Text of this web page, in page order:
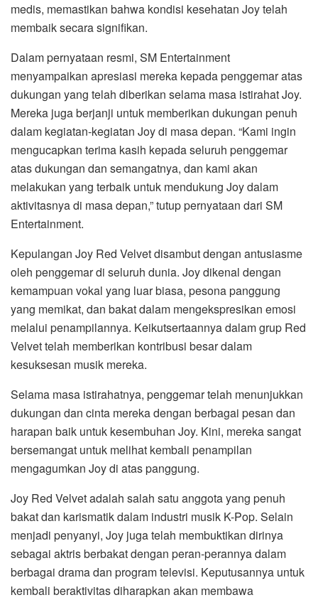
medis, memastikan bahwa kondisi kesehatan Joy telah
membaik secara signifikan.
Dalam pernyataan resmi, SM Entertainment
menyampaikan apresiasi mereka kepada penggemar atas
dukungan yang telah diberikan selama masa istirahat Joy.
Mereka juga berjanji untuk memberikan dukungan penuh
dalam kegiatan-kegiatan Joy di masa depan. “Kami ingin
mengucapkan terima kasih kepada seluruh penggemar
atas dukungan dan semangatnya, dan kami akan
melakukan yang terbaik untuk mendukung Joy dalam
aktivitasnya di masa depan,” tutup pernyataan dari SM
Entertainment.
Kepulangan Joy Red Velvet disambut dengan antusiasme
oleh penggemar di seluruh dunia. Joy dikenal dengan
kemampuan vokal yang luar biasa, pesona panggung
yang memikat, dan bakat dalam mengekspresikan emosi
melalui penampilannya. Keikutsertaannya dalam grup Red
Velvet telah memberikan kontribusi besar dalam
kesuksesan musik mereka.
Selama masa istirahatnya, penggemar telah menunjukkan
dukungan dan cinta mereka dengan berbagai pesan dan
harapan baik untuk kesembuhan Joy. Kini, mereka sangat
bersemangat untuk melihat kembali penampilan
mengagumkan Joy di atas panggung.
Joy Red Velvet adalah salah satu anggota yang penuh
bakat dan karismatik dalam industri musik K-Pop. Selain
menjadi penyanyi, Joy juga telah membuktikan dirinya
sebagai aktris berbakat dengan peran-perannya dalam
berbagai drama dan program televisi. Keputusannya untuk
kembali beraktivitas diharapkan akan membawa